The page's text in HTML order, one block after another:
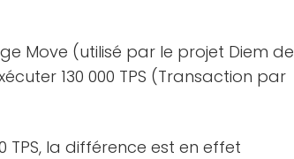
Move (utilisé par le projet Diem de
130 000 TPS (Transaction par
TPS, la différence est en effet